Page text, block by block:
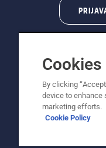
©
Politika o
By clicking
device to enhance
marketing efforts.
Cookie Policy